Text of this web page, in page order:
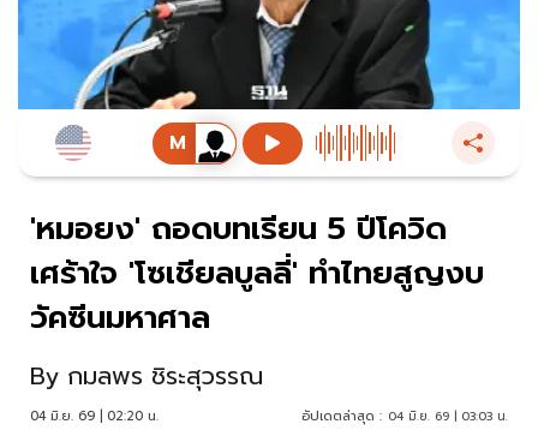
'หมอยง' ถอดบทเรียน 5 ปีโควิด
เศร้าใจ 'โซเชียลบูลลี่' ทำไทยสูญงบ
วัคซีนมหาศาล
By กมลพร ชิระสุวรรณ
04 มิ.ย. 69 | 02:20 น. อัปเดตล่าสุด : 04 มิ.ย. 69 | 03:03 น.